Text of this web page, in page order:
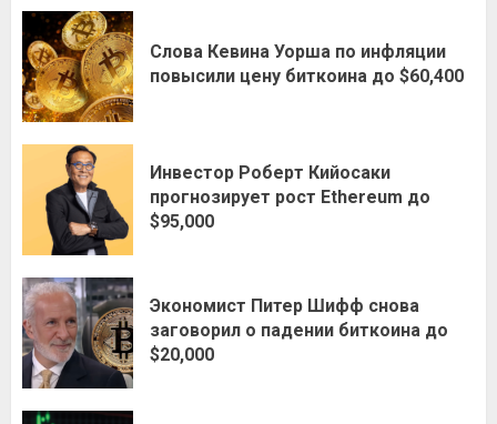
Слова Кевина Уорша по инфляции
повысили цену биткоина до $60,400
Инвестор Роберт Кийосаки
прогнозирует рост Ethereum до
$95,000
Экономист Питер Шифф снова
заговорил о падении биткоина до
$20,000